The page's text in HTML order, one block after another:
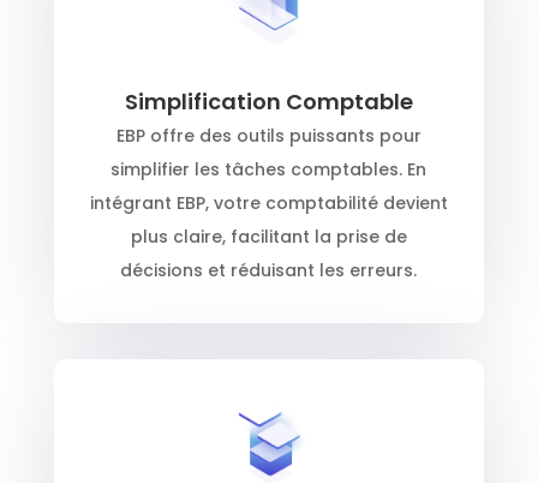
Simplification Comptable
EBP offre des outils puissants pour
simplifier les tâches comptables. En
intégrant EBP, votre comptabilité devient
plus claire, facilitant la prise de
décisions et réduisant les erreurs.